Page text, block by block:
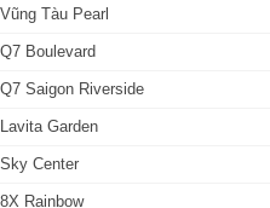
Tàu Pearl
Boulevard
Saigon Riverside
Garden
Center
Rainbow